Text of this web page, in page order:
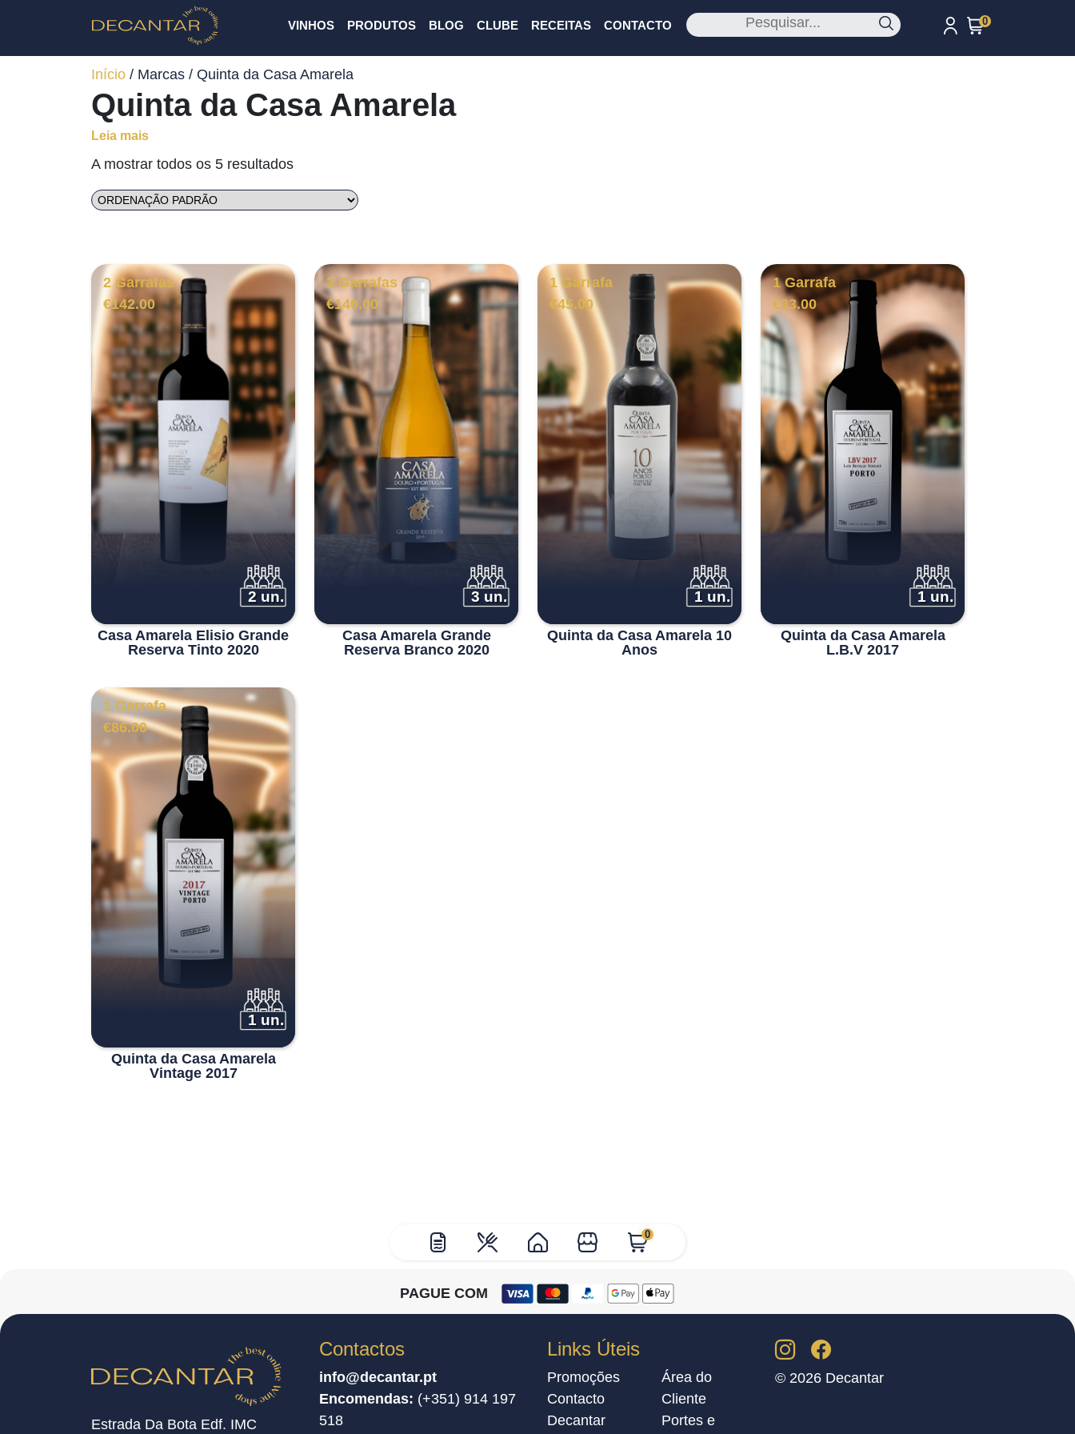
VINHOS PRODUTOS BLOG CLUBE RECEITAS CONTACTO 0
0
Início / Marcas / Quinta da Casa Amarela
Quinta da Casa Amarela
Leia mais
A mostrar todos os 5 resultados
2 Garrafas
€142.00
2 un.
Casa Amarela Elisio Grande
Reserva Tinto 2020
3 Garrafas
€140.00
3 un.
Casa Amarela Grande
Reserva Branco 2020
1 Garrafa
€45.00
1 un.
Quinta da Casa Amarela 10
Anos
1 Garrafa
€33.00
1 un.
Quinta da Casa Amarela
L.B.V 2017
1 Garrafa
€86.00
1 un.
Quinta da Casa Amarela
Vintage 2017
PAGUE COM
Estrada Da Bota Edf. IMC
Contactos
info@decantar.pt
Encomendas: (+351) 914 197
518
Links Úteis
Promoções
Contacto
Decantar
Área do
Cliente
Portes e
© 2026 Decantar